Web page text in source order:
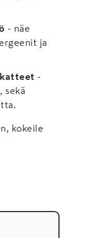
- näe
ja
-
sekä
kokeile